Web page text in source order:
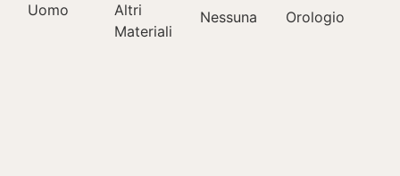
Uomo
Altri
Materiali
Nessuna Orologio